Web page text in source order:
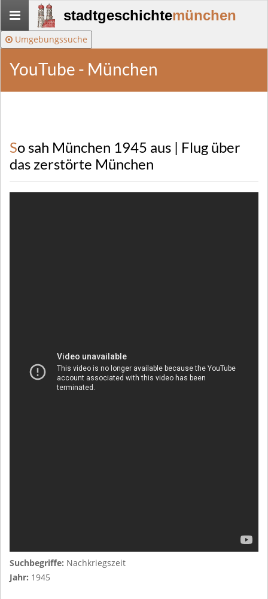
Stadtgeschichte-
München
stadtgeschichtemünchen
Umgebungssuche
YouTube - München
So sah München 1945 aus | Flug über
das zerstörte München
Suchbegriffe: Nachkriegszeit
Jahr: 1945